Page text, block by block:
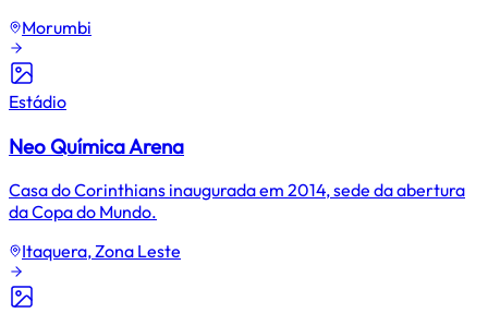
Morumbi
Estádio
Neo Química Arena
Casa do Corinthians inaugurada em 2014, sede da abertura
da Copa do Mundo.
Itaquera, Zona Leste